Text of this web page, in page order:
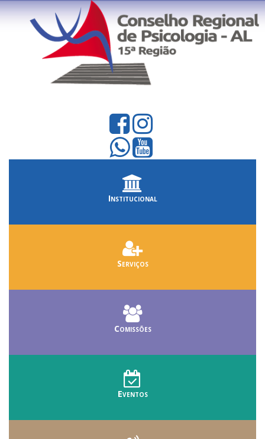
Institucional
Serviços
Comissões
Eventos